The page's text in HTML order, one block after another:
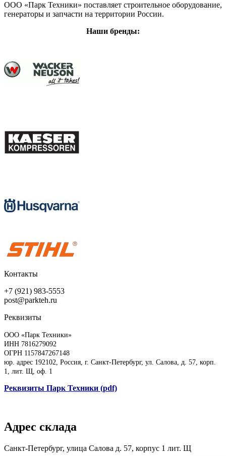
ООО «Парк Техники» поставляет строительное оборудование,
генераторы и запчасти на территории России.
Наши бренды:
Контакты
+7 (921) 983-5553
post@parkteh.ru
Реквизиты
ООО «Парк Техники»
ИНН 7816279092
ОГРН 1157847267148
юр. адрес 192102, Россия, г. Санкт-Петербург, ул. Салова, д. 57, корп.
1, лит. Щ, оф. 1
Реквизиты Парк Техники (pdf)
Адрес склада
Санкт-Петербург, улица Салова д. 57, корпус 1 лит. Щ